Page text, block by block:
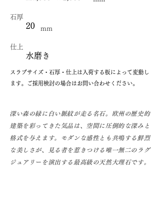
石厚
20 mm
仕上
水磨き
​スラブサイズ・石厚・仕上は入荷する板によって変動し
ます。ご採用検討の場合はお問い合わせください。
深い森の緑に白い脈紋が走る名石。欧州の歴史的
建築を彩ってきた気品は、空間に圧倒的な深みと
格式を与えます。モダンな感性とも共鳴する鮮烈
な美しさが、見る者を惹きつける唯一無二のラグ
ジュアリーを演出する最高級の天然大理石です。